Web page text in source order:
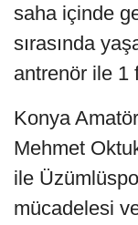
saha içinde
sırasında
antrenör ile 1
Konya
Mehmet
ile
mücadelesi